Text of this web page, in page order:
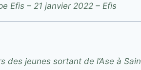
Efis – 21 janvier 2022 – Efis
des jeunes sortant de l’Ase à